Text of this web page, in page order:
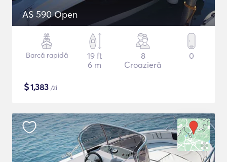
AS 590 Open
Barcă rapidă
19 ft
6 m
8
Croazieră
0
$1,383 /zi